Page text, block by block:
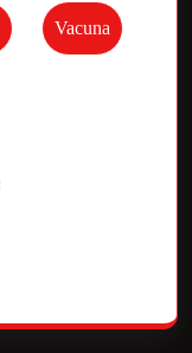
Vacuna